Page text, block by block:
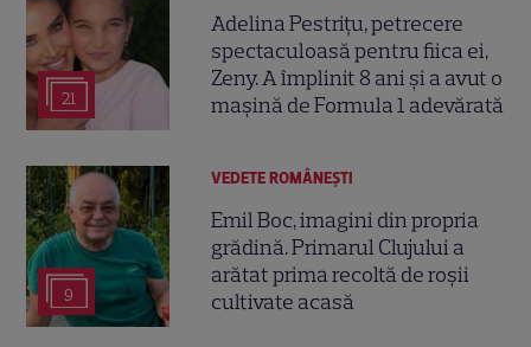
21
Adelina Pestrițu, petrecere
spectaculoasă pentru fiica ei,
Zeny. A împlinit 8 ani și a avut o
mașină de Formula 1 adevărată
9
VEDETE ROMÂNEŞTI
Emil Boc, imagini din propria
grădină. Primarul Clujului a
arătat prima recoltă de roșii
cultivate acasă